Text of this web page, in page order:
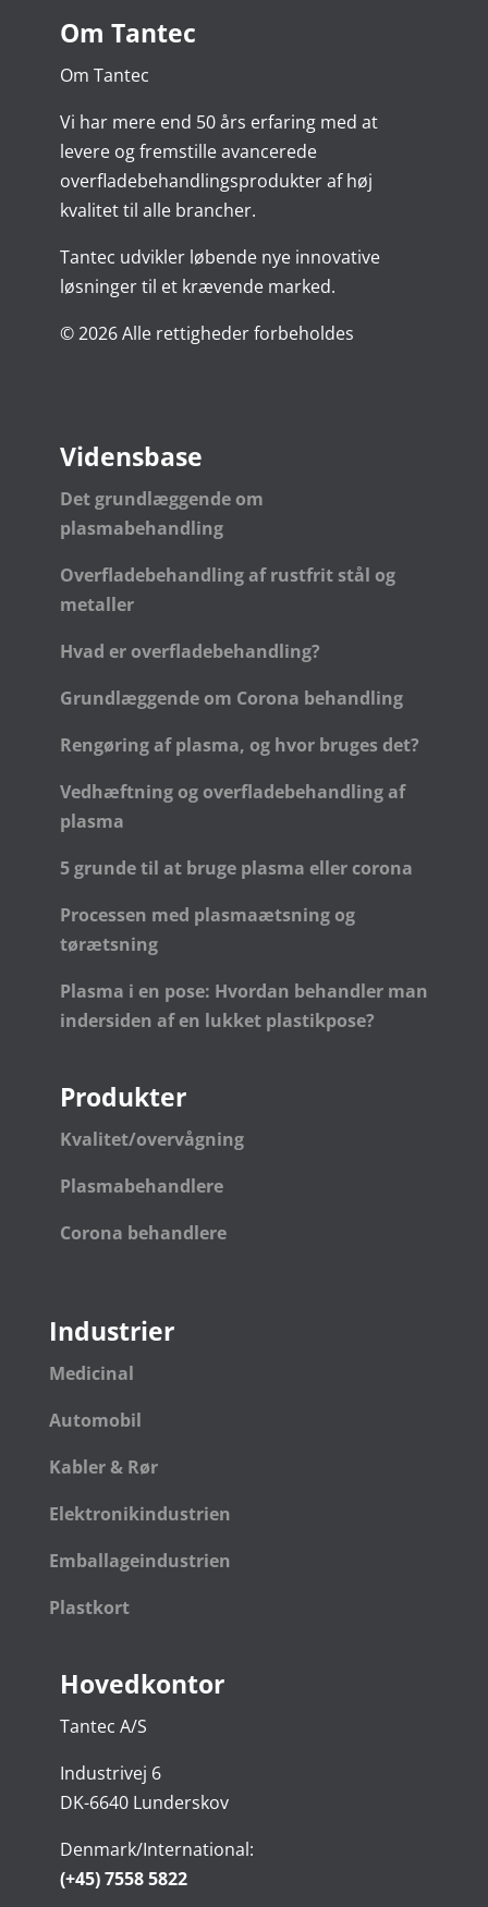
Om Tantec
Om Tantec
Vi har mere end 50 års erfaring med at
levere og fremstille avancerede
overfladebehandlingsprodukter af høj
kvalitet til alle brancher.
Tantec udvikler løbende nye innovative
løsninger til et krævende marked.
© 2026 Alle rettigheder forbeholdes
Vidensbase
Det grundlæggende om
plasmabehandling
Overfladebehandling af rustfrit stål og
metaller
Hvad er overfladebehandling?
Grundlæggende om Corona behandling
Rengøring af plasma, og hvor bruges det?
Vedhæftning og overfladebehandling af
plasma
5 grunde til at bruge plasma eller corona
Processen med plasmaætsning og
tørætsning
Plasma i en pose: Hvordan behandler man
indersiden af en lukket plastikpose?
Produkter
Kvalitet/overvågning
Plasmabehandlere
Corona behandlere
Industrier
Medicinal
Automobil
Kabler & Rør
Elektronikindustrien
Emballageindustrien
Plastkort
Hovedkontor
Tantec A/S
Industrivej 6
DK-6640 Lunderskov
Denmark/International:
(+45) 7558 5822